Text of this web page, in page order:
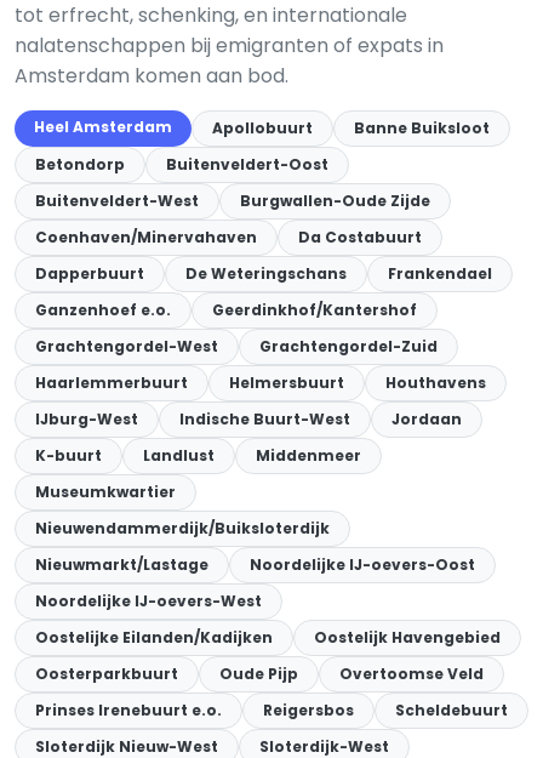
tot erfrecht, schenking, en internationale
nalatenschappen bij emigranten of expats in
Amsterdam komen aan bod.
Heel Amsterdam Apollobuurt
Banne Buiksloot
Betondorp
Buitenveldert-Oost
Buitenveldert-West
Burgwallen-Oude Zijde
Coenhaven/Minervahaven
Da Costabuurt
Dapperbuurt
De Weteringschans
Frankendael
Ganzenhoef e.o.
Geerdinkhof/Kantershof
Grachtengordel-West
Grachtengordel-Zuid
Haarlemmerbuurt
Helmersbuurt
Houthavens
IJburg-West
Indische Buurt-West
Jordaan
K-buurt
Landlust
Middenmeer
Museumkwartier
Nieuwendammerdijk/Buiksloterdijk
Nieuwmarkt/Lastage
Noordelijke IJ-oevers-Oost
Noordelijke IJ-oevers-West
Oostelijke Eilanden/Kadijken
Oostelijk Havengebied
Oosterparkbuurt
Oude Pijp
Overtoomse Veld
Prinses Irenebuurt e.o.
Reigersbos
Scheldebuurt
Sloterdijk Nieuw-West
Sloterdijk-West